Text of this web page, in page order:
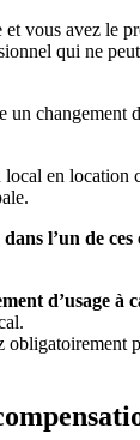
et vous avez le
qui ne
un changement
en location
l’un de
d’usage à
obligatoirement